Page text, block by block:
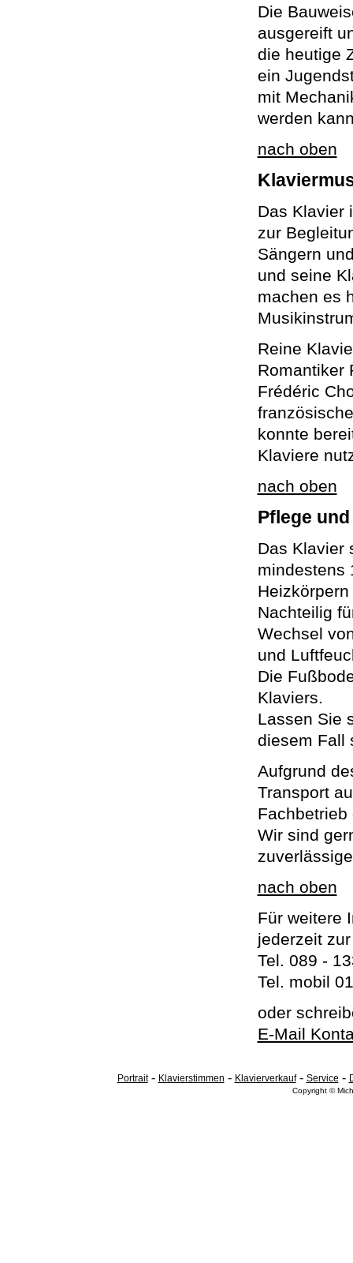
Die
ausgereift
die heutige
ein
mit
werden
nach oben
Das Klavier
zur
Sängern
und seine
machen es
Reine
Romantiker
Frédéric
konnte
Klaviere
nach oben
Pflege
Das Klavier
mindestens
Nachteilig
Wechsel
und
Die
Klaviers.
Lassen Sie
diesem Fall
Aufgrund
Transport
Fachbetrieb
Wir sind
nach oben
Für weitere
jederzeit
Tel. 089 -
Tel. mobil
oder
E-Mail
Portrait- Klavierstimmen - Klavierverkauf- Service -
Copyright ©